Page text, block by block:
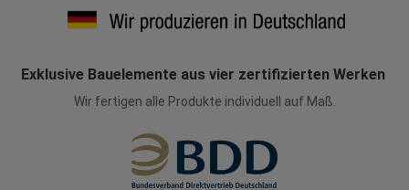
Exklusive Bauelemente aus vier zertifizierten Werken
Wir fertigen alle Produkte individuell auf Maß.